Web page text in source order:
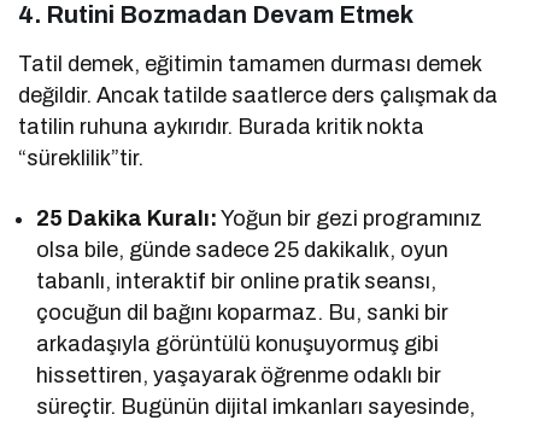
4. Rutini Bozmadan Devam Etmek
Tatil demek, eğitimin tamamen durması demek
değildir. Ancak tatilde saatlerce ders çalışmak da
tatilin ruhuna aykırıdır. Burada kritik nokta
“süreklilik”tir.
25 Dakika Kuralı: Yoğun bir gezi programınız
olsa bile, günde sadece 25 dakikalık, oyun
tabanlı, interaktif bir online pratik seansı,
çocuğun dil bağını koparmaz. Bu, sanki bir
arkadaşıyla görüntülü konuşuyormuş gibi
hissettiren, yaşayarak öğrenme odaklı bir
süreçtir. Bugünün dijital imkanları sayesinde,